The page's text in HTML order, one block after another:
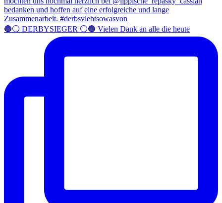
🔵⚪️ DERBYSIEGER ⚪️🔵 Vielen Dank an alle die heute